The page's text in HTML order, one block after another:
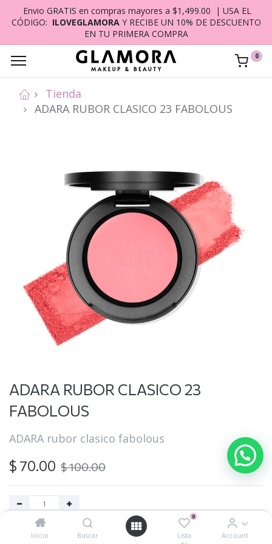
Inicio Buscar
0
Lista
Account
Envio GRATIS en compras mayores a $1,499.00 | USA EL
CÓDIGO: ILOVEGLAMORA Y RECIBE UN 10% DE DESCUENTO
EN TU PRIMERA COMPRA
0
Tienda
ADARA RUBOR CLASICO 23 FABOLOUS
ADARA RUBOR CLASICO 23
FABOLOUS
ADARA rubor clasico fabolous
$ 70.00 $100.00
Agregar al carrito